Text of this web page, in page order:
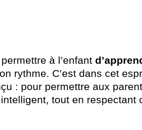
à l’enfant
rythme. C’est dans cet
: pour permettre aux
tout en respectant